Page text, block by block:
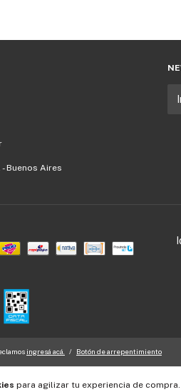
para agilizar tu experiencia de compra.
- Buenos Aires
ingresá acá. / Botón de arrepentimiento